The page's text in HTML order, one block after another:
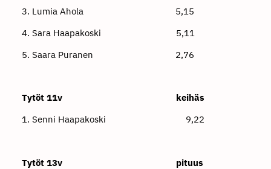
3. Lumia Ahola 5,15
4. Sara Haapakoski 5,11
5. Saara Puranen 2,76
Tytöt 11v keihäs
1. Senni Haapakoski 9,22
Tytöt 13v pituus